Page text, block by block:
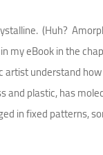
(Huh?
my eBook in the
understand
and plastic, has
in fixed patterns,